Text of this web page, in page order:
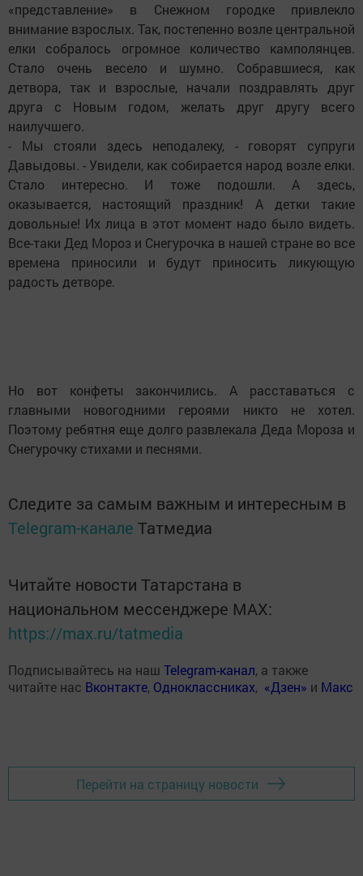
«представление» в Снежном городке привлекло
внимание взрослых. Так, постепенно возле центральной
елки собралось огромное количество камполянцев.
Стало очень весело и шумно. Собравшиеся, как
детвора, так и взрослые, начали поздравлять друг
друга с Новым годом, желать друг другу всего
наилучшего.
- Мы стояли здесь неподалеку, - говорят супруги
Давыдовы. - Увидели, как собирается народ возле елки.
Стало интересно. И тоже подошли. А здесь,
оказывается, настоящий праздник! А детки такие
довольные! Их лица в этот момент надо было видеть.
Все-таки Дед Мороз и Снегурочка в нашей стране во все
времена приносили и будут приносить ликующую
радость детворе.
Но вот конфеты закончились. А расставаться с
главными новогодними героями никто не хотел.
Поэтому ребятня еще долго развлекала Деда Мороза и
Снегурочку стихами и песнями.
Следите за самым важным и интересным в
Telegram-канале Татмедиа
Читайте новости Татарстана в
национальном мессенджере MАХ:
https://max.ru/tatmedia
Подписывайтесь на наш Telegram-канал, а также
читайте нас Вконтакте, Одноклассниках, «Дзен» и Макс
Перейти на страницу новости